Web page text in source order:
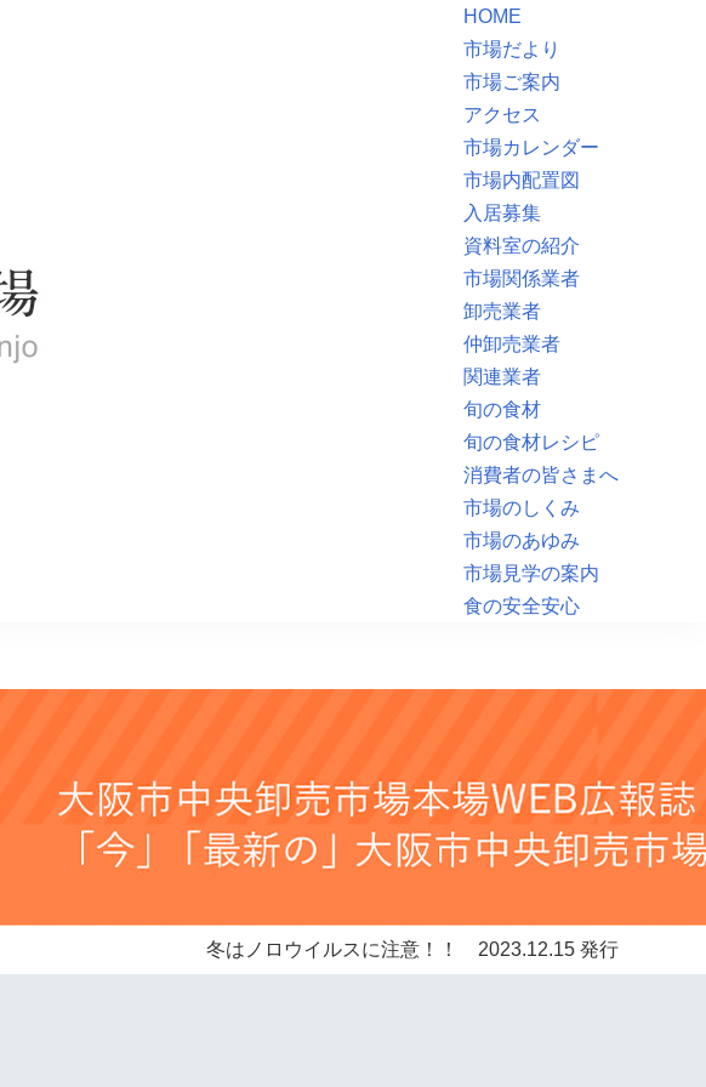
HOME
市場だより
市場ご案内
アクセス
市場カレンダー
市場内配置図
入居募集
資料室の紹介
市場関係業者
卸売業者
仲卸売業者
関連業者
旬の食材
旬の食材レシピ
消費者の皆さまへ
市場のしくみ
市場のあゆみ
市場見学の案内
食の安全安心
冬はノロウイルスに注意！！ 2023.12.15 発行